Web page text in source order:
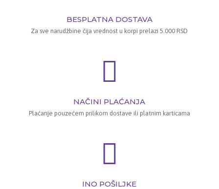
BESPLATNA DOSTAVA
Za sve narudžbine čija vrednost u korpi prelazi 5.000 RSD
NAČINI PLAĆANJA
Plaćanje pouzećem prilikom dostave ili platnim karticama
INO POŠILJKE